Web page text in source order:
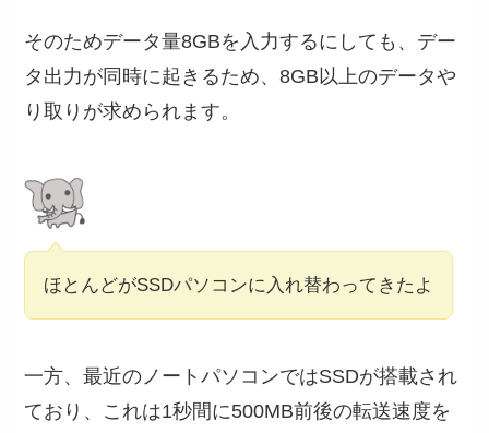
そのためデータ量8GBを入力するにしても、デー
タ出力が同時に起きるため、8GB以上のデータや
り取りが求められます。
ほとんどがSSDパソコンに入れ替わってきたよ
一方、最近のノートパソコンではSSDが搭載され
ており、これは1秒間に500MB前後の転送速度を